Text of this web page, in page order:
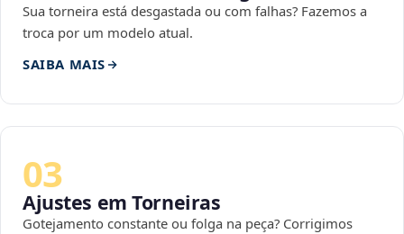
Sua torneira está desgastada ou com falhas? Fazemos a
troca por um modelo atual.
SAIBA MAIS
03
Ajustes em Torneiras
Gotejamento constante ou folga na peça? Corrigimos